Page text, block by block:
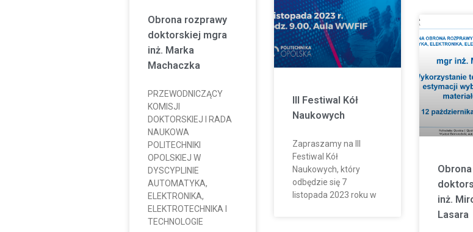
Obrona rozprawy
doktorskiej mgra
inż. Marka
Machaczka
PRZEWODNICZĄCY
KOMISJI
DOKTORSKIEJ I RADA
NAUKOWA
POLITECHNIKI
OPOLSKIEJ W
DYSCYPLINIE
AUTOMATYKA,
ELEKTRONIKA,
ELEKTROTECHNIKA I
TECHNOLOGIE
III Festiwal Kół
Naukowych
Zapraszamy na III
Festiwal Kół
Naukowych, który
odbędzie się 7
listopada 2023 roku w
inż.
Lasara